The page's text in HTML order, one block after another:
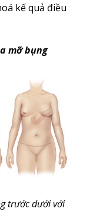
kế quả điều
mỡ bụng
trước dưới với